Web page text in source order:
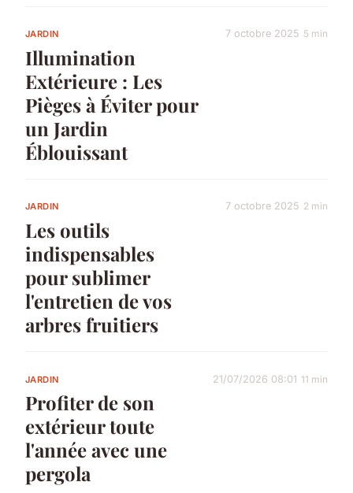
JARDIN
Illumination
Extérieure : Les
Pièges à Éviter pour
un Jardin
Éblouissant
7 octobre 2025 5 min
JARDIN
Les outils
indispensables
pour sublimer
l'entretien de vos
arbres fruitiers
7 octobre 2025 2 min
JARDIN
Profiter de son
extérieur toute
l'année avec une
pergola
21/07/2026 08:01 11 min